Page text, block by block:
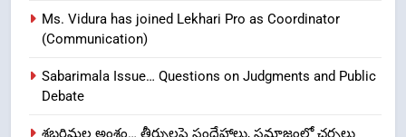
8
Laddu: A Sacred Trust Betrayed
Ms. Vidura has joined Lekhari Pro as Coordinator
(Communication)
Sabarimala Issue… Questions on Judgments and Public
Debate
శబరిమల అంశం… తీర్పులపై సందేహాలు, సమాజంలో చర్చలు